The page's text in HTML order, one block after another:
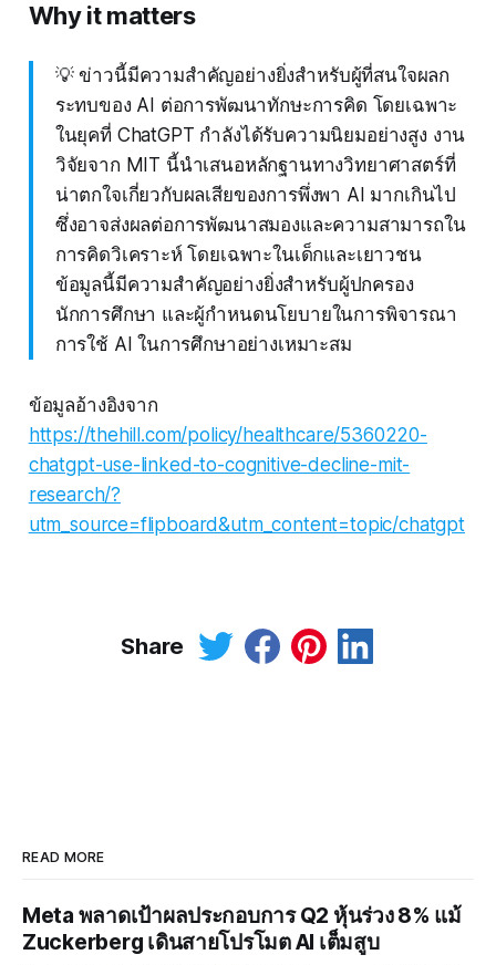
Why it matters
💡 ข่าวนี้มีความสำคัญอย่างยิ่งสำหรับผู้ที่สนใจผลก
ระทบของ AI ต่อการพัฒนาทักษะการคิด โดยเฉพาะ
ในยุคที่ ChatGPT กำลังได้รับความนิยมอย่างสูง งาน
วิจัยจาก MIT นี้นำเสนอหลักฐานทางวิทยาศาสตร์ที่
น่าตกใจเกี่ยวกับผลเสียของการพึ่งพา AI มากเกินไป
ซึ่งอาจส่งผลต่อการพัฒนาสมองและความสามารถใน
การคิดวิเคราะห์ โดยเฉพาะในเด็กและเยาวชน
ข้อมูลนี้มีความสำคัญอย่างยิ่งสำหรับผู้ปกครอง
นักการศึกษา และผู้กำหนดนโยบายในการพิจารณา
การใช้ AI ในการศึกษาอย่างเหมาะสม
ข้อมูลอ้างอิงจาก
https://thehill.com/policy/healthcare/5360220-
chatgpt-use-linked-to-cognitive-decline-mit-
research/?
utm_source=flipboard&utm_content=topic/chatgpt
Share
READ MORE
Meta พลาดเป้าผลประกอบการ Q2 หุ้นร่วง 8% แม้
Zuckerberg เดินสายโปรโมต AI เต็มสูบ